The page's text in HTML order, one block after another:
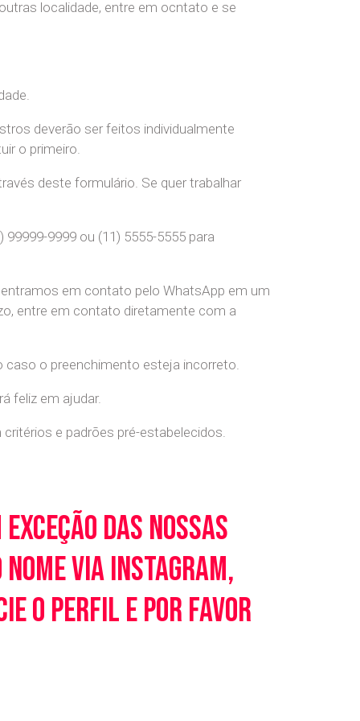
outras localidade, entre em ocntato e se
deverão ser feitos individualmente
o primeiro.
deste formulário. Se quer trabalhar
9999 ou (11) 5555-5555 para
em contato pelo WhatsApp em um
entre em contato diretamente com a
o preenchimento esteja incorreto.
feliz em ajudar.
e padrões pré-estabelecidos.
das nossas
via Instagram,
o perfil e por favor